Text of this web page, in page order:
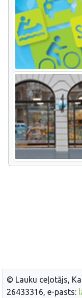
© Lauku ceļotājs,
26433316, e-pasts: